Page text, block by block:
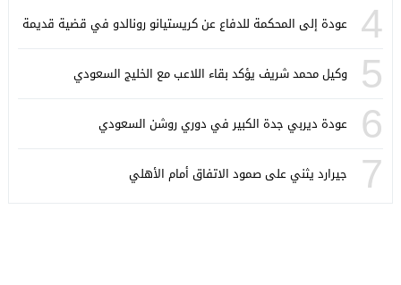
4 عودة إلى المحكمة للدفاع عن كريستيانو رونالدو في قضية قديمة
5 وكيل محمد شريف يؤكد بقاء اللاعب مع الخليج السعودي
6 عودة ديربي جدة الكبير في دوري روشن السعودي
7 جيرارد يثني على صمود الاتفاق أمام الأهلي